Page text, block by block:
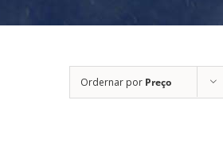
Ordernar por Preço